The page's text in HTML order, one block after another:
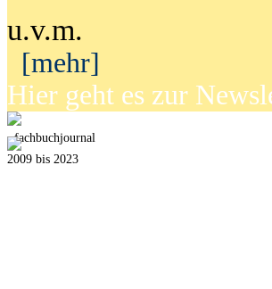
u.v.m.
[mehr]
Hier geht es zur
fachbuchjournal
2009 bis 2023